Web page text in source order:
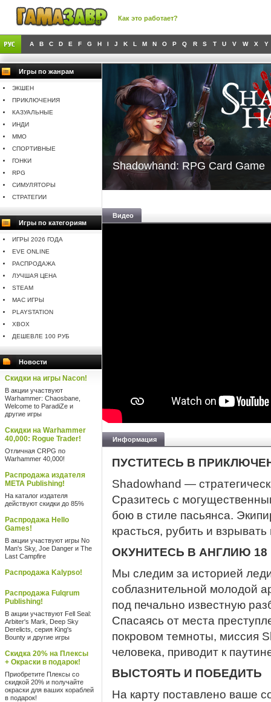
Как это работает?
A B C D E F G H I J K L M N O P Q R S T U V W X Y
Игры по жанрам
ЭКШЕН
ПРИКЛЮЧЕНИЯ
КАЗУАЛЬНЫЕ
ИНДИ
MMO
СПОРТИВНЫЕ
ГОНКИ
RPG
СИМУЛЯТОРЫ
СТРАТЕГИИ
Игры по категориям
ИГРЫ 2026 ГОДА
EVE ONLINE
РАСПРОДАЖА
ЛУЧШАЯ ЦЕНА
STEAM
MAC ИГРЫ
PLAYSTATION
XBOX
ДЕШЕВЛЕ 100 РУБ
Новости
Скидки на игры Nacon!
В акции участвуют
Warhammer: Chaosbane,
Welcome to ParadiZe и
другие игры
Скидки на Warhammer
40,000: Rogue Trader!
Отличная CRPG по
Warhammer 40,000!
Распродажа издателя
META Publishing!
На каталог издателя
действуют скидки до 85%
Распродажа Hello
Games!
В акции участвуют игры No
Man's Sky, Joe Danger и The
Last Campfire
Распродажа Kalypso!
Распродажа Fulqrum
Publishing!
В акции участвуют Fell Seal:
Arbiter's Mark, Deep Sky
Derelicts, серия King's
Bounty и другие игры
Скидка 20% на Плексы
+ Окраски в подарок!
Приобретите Плексы со
скидкой 20% и получайте
окраски для ваших кораблей
в подарок!
Shadowhand: RPG Card Game
Видео
Информация
ПУСТИТЕСЬ В
Shadowhand —
Сразитесь с
бою в стиле пасьянса.
красться, рубить и взрывать
ОКУНИТЕСЬ В АНГЛИЮ 18
Мы следим за историей
соблазнительной молодой
под печально известную
Спасаясь от места
покровом темноты, миссия
человека, приводит к
ВЫСТОЯТЬ И ПОБЕДИТЬ
На карту поставлено ваше